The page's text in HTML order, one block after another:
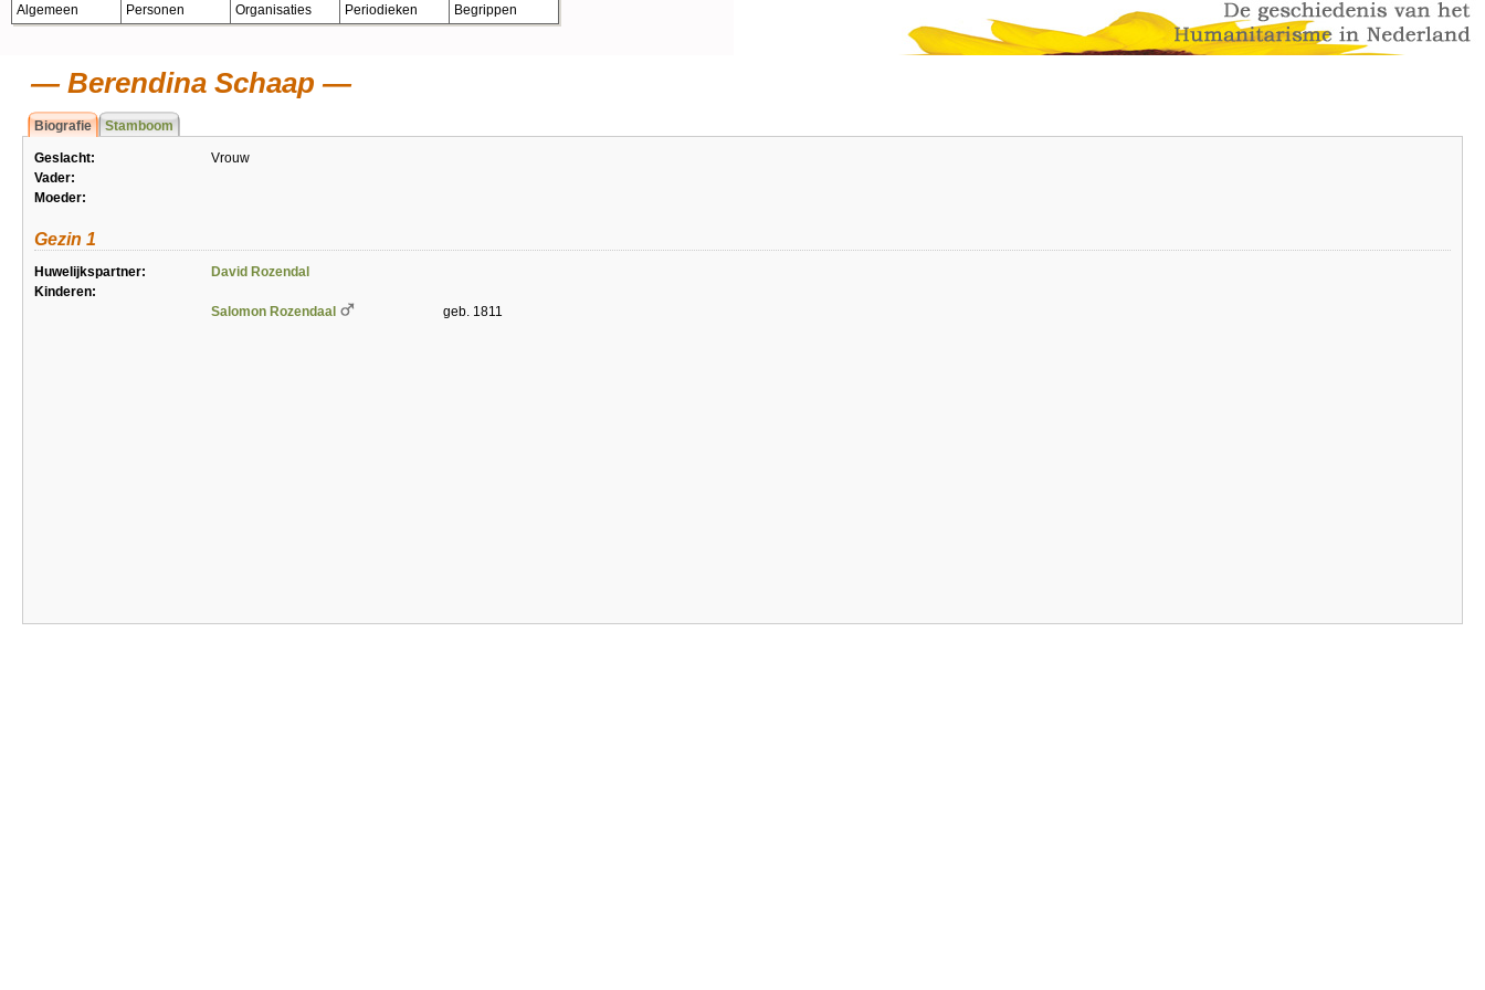
Algemeen Personen Organisaties Periodieken Begrippen
Berendina Schaap
Biografie Stamboom
Geslacht:
Vrouw
Vader:
Moeder:
Gezin 1
Huwelijkspartner:
David Rozendal
Kinderen:
Salomon Rozendaal
geb. 1811